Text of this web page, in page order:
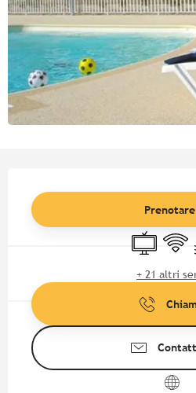
Prenotare
Televisione
Wi-Fi
+ 21 altri